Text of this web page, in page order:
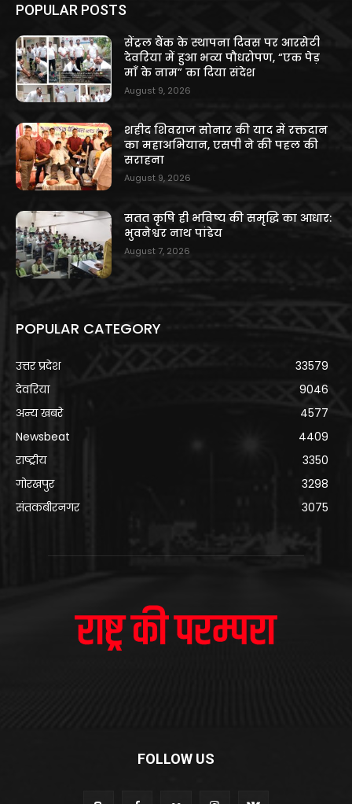
POPULAR POSTS
सेंट्रल बैंक के स्थापना दिवस पर आरसेटी
देवरिया में हुआ भव्य पौधरोपण, “एक पेड़
माँ के नाम” का दिया संदेश
August 9, 2026
शहीद शिवराज सोनार की याद में रक्तदान
का महाअभियान, एसपी ने की पहल की
सराहना
August 9, 2026
सतत कृषि ही भविष्य की समृद्धि का आधार:
भुवनेश्वर नाथ पांडेय
August 7, 2026
POPULAR CATEGORY
उत्तर प्रदेश
33579
देवरिया
9046
अन्य खबरे
4577
Newsbeat
4409
राष्ट्रीय
3350
गोरखपुर
3298
संतकबीरनगर
3075
FOLLOW US